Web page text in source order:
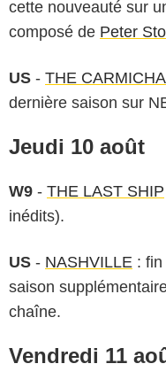
cette nouveauté sur
composé de Peter
US - THE
dernière saison sur
Jeudi 10 août
W9 - THE LAST SHIP
inédits).
US - NASHVILLE :
saison
chaîne.
Vendredi 11